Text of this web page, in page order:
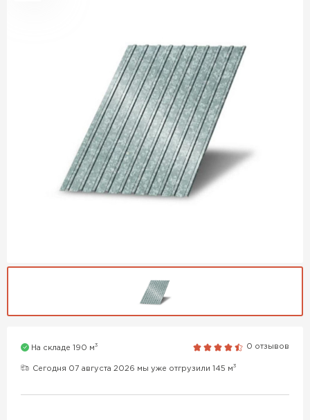
На складе 190 м3 0 отзывов
Сегодня 07 августа 2026 мы уже отгрузили 145 м3